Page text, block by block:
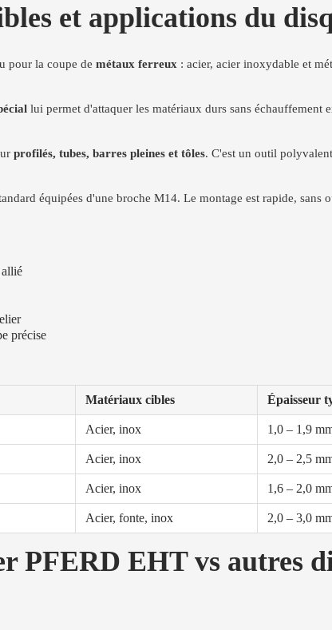
et applications du
pour la coupe de métaux ferreux : acier, acier inoxydable et
lui permet d'attaquer les matériaux durs sans échauffement
profilés, tubes, barres pleines et tôles. C'est un outil
équipées d'une broche M14. Le montage est rapide, sans
précise
Matériaux cibles Épaisseur
Acier, inox 1,0 – 1,9
Acier, inox 2,0 – 2,5
Acier, inox 1,6 – 2,0
Acier, fonte, inox 2,0 – 3,0
PFERD EHT vs autres